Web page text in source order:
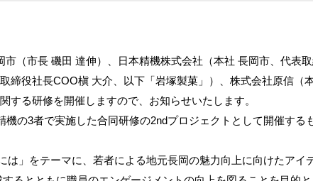
電子マネーチャージ
ポイントサービス
提携ATM
年金受取
ービス
グサービス
新着情報・イベント情報
すべて見る
新着情報/ニュースリリース/
お知らせ
セミナー/イベント情報
サービスのご案内
ログイン
Big Advance
サービスのご案内
ログイン
（市長 磯田 達伸）、日本精機株式会社（本社 長岡市、代表取
締役社長COO槇 大介、以下「岩塚製菓」）、株式会社原信（
る研修を開催しますので、お知らせいたします。
の3者で実施した合同研修の2ndプロジェクトとして開催する
」をテーマに、若者による地元長岡の魅力向上に向けたアイ